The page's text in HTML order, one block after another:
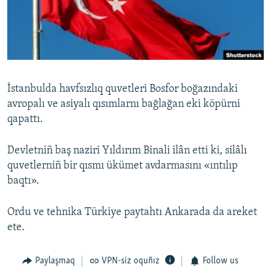
Русский
İstanbulda havfsızlıq quvetleri Bosfor boğazındaki
avropalı ve asiyalı qısımlarnı bağlağan eki köpürni
qapattı.
Devletniñ baş naziri Yıldırım Binali ilân etti ki, silâlı
quvetlerniñ bir qısmı ükümet avdarmasını «ıntılıp
baqtı».
Ordu ve tehnika Türkiye paytahtı Ankarada da areket
ete.
Paylaşmaq VPN-siz oquñız Follow us